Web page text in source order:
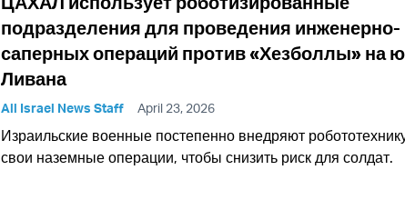
подразделения для проведения инженерно-
саперных операций против «Хезболлы» на
Ливана
All Israel News Staff April 23, 2026
Израильские военные постепенно внедряют
свои наземные операции, чтобы снизить риск для солдат.